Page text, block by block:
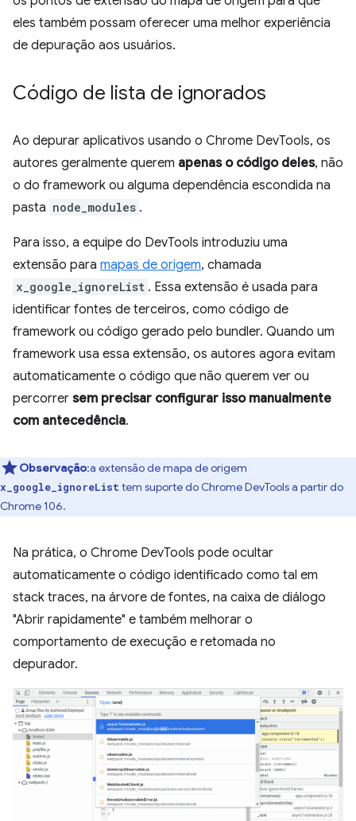
eles também possam oferecer uma melhor experiência
de depuração aos usuários.
Código de lista de ignorados
Ao depurar aplicativos usando o Chrome DevTools, os
autores geralmente querem apenas o código deles, não
o do framework ou alguma dependência escondida na
pasta node_modules .
Para isso, a equipe do DevTools introduziu uma
extensão para mapas de origem, chamada
x_google_ignoreList . Essa extensão é usada para
identificar fontes de terceiros, como código de
framework ou código gerado pelo bundler. Quando um
framework usa essa extensão, os autores agora evitam
automaticamente o código que não querem ver ou
percorrer sem precisar configurar isso manualmente
com antecedência.
Observação:a extensão de mapa de origem
x_google_ignoreList tem suporte do Chrome DevTools a partir do
Chrome 106.
Na prática, o Chrome DevTools pode ocultar
automaticamente o código identificado como tal em
stack traces, na árvore de fontes, na caixa de diálogo
"Abrir rapidamente" e também melhorar o
comportamento de execução e retomada no
depurador.